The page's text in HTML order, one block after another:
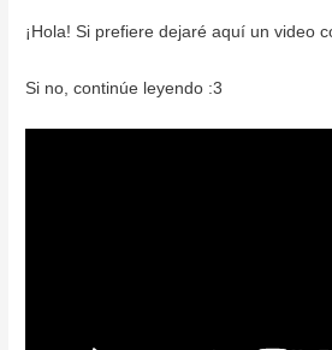
¡Hola! Si prefiere dejaré aquí un video
Si no, continúe leyendo :3